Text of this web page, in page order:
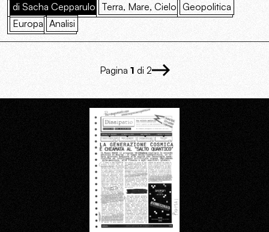
di Sacha Cepparulo Terra, Mare, Cielo Geopolitica
Europa Analisi
Pagina 1 di 2